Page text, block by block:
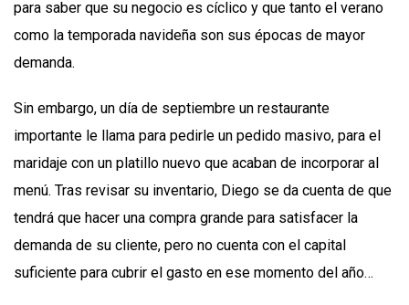
para saber que su negocio es cíclico y que tanto el verano
como la temporada navideña son sus épocas de mayor
demanda.
Sin embargo, un día de septiembre un restaurante
importante le llama para pedirle un pedido masivo, para el
maridaje con un platillo nuevo que acaban de incorporar al
menú. Tras revisar su inventario, Diego se da cuenta de que
tendrá que hacer una compra grande para satisfacer la
demanda de su cliente, pero no cuenta con el capital
suficiente para cubrir el gasto en ese momento del año…